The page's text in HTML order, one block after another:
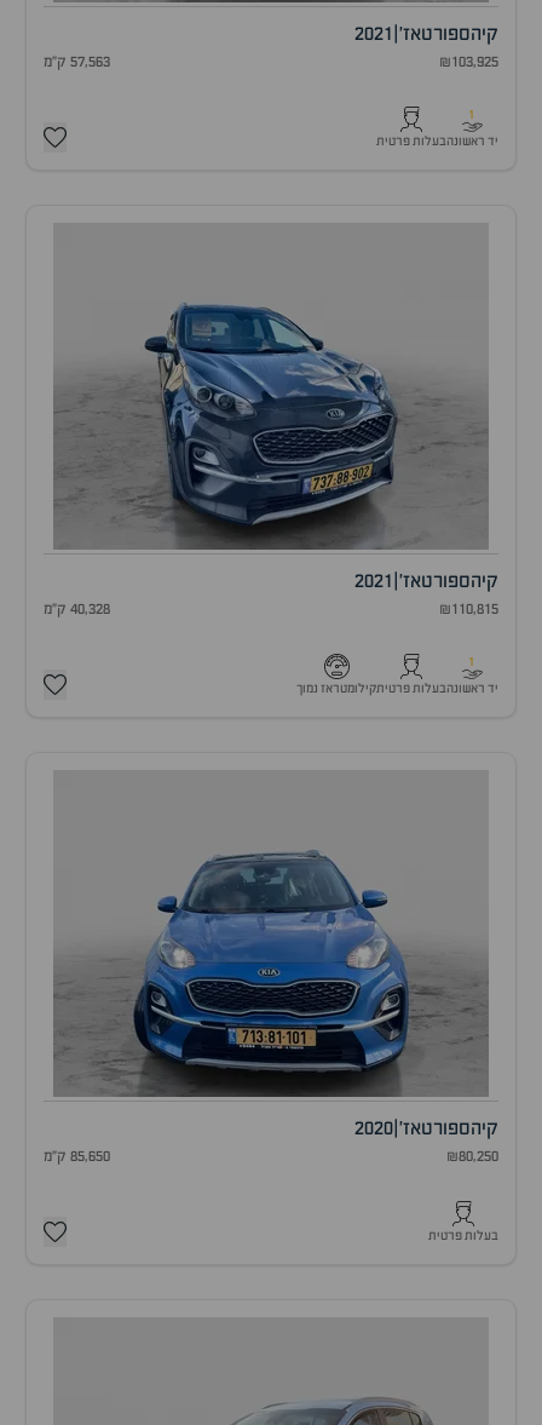
קיהספורטאז' 2021
₪103,925 57,563 ק"מ
1
יד ראשונהבעלות פרטית
קיהספורטאז' 2021
₪110,815 40,328 ק"מ
1
יד ראשונהבעלות פרטיתקילומטראז נמוך
קיהספורטאז' 2020
₪80,250 85,650 ק"מ
בעלות פרטית